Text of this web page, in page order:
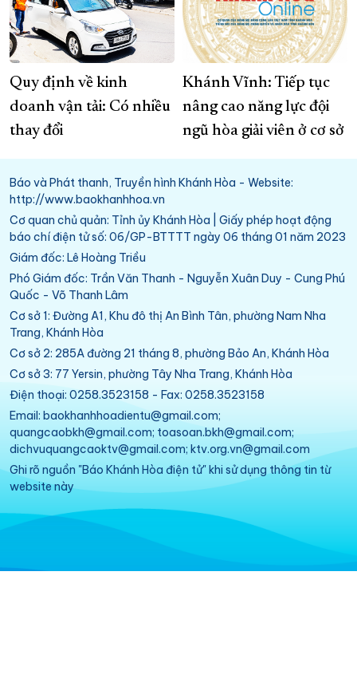
Quy định về kinh
doanh vận tải: Có nhiều
thay đổi
Khánh Vĩnh: Tiếp tục
nâng cao năng lực đội
ngũ hòa giải viên ở cơ sở
Báo và Phát thanh, Truyền hình Khánh Hòa - Website:
http://www.baokhanhhoa.vn
Cơ quan chủ quản: Tỉnh ủy Khánh Hòa | Giấy phép hoạt động
báo chí điện tử số: 06/GP-BTTTT ngày 06 tháng 01 năm 2023
Giám đốc: Lê Hoàng Triều
Phó Giám đốc: Trần Văn Thanh - Nguyễn Xuân Duy - Cung Phú
Quốc - Võ Thanh Lâm
Cơ sở 1: Đường A1, Khu đô thị An Bình Tân, phường Nam Nha
Trang, Khánh Hòa
Cơ sở 2: 285A đường 21 tháng 8, phường Bảo An, Khánh Hòa
Cơ sở 3: 77 Yersin, phường Tây Nha Trang, Khánh Hòa
Điện thoại: 0258.3523158 - Fax: 0258.3523158
Email: baokhanhhoadientu@gmail.com;
quangcaobkh@gmail.com; toasoan.bkh@gmail.com;
dichvuquangcaoktv@gmail.com; ktv.org.vn@gmail.com
Ghi rõ nguồn "Báo Khánh Hòa điện tử" khi sử dụng thông tin từ
website này